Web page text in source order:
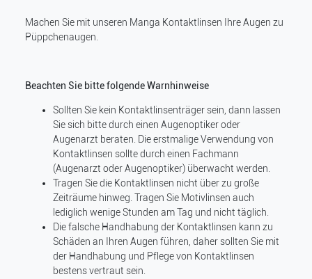
Machen Sie mit unseren Manga Kontaktlinsen Ihre Augen zu
Püppchenaugen.
Beachten Sie bitte folgende Warnhinweise
Sollten Sie kein Kontaktlinsenträger sein, dann lassen
Sie sich bitte durch einen Augenoptiker oder
Augenarzt beraten. Die erstmalige Verwendung von
Kontaktlinsen sollte durch einen Fachmann
(Augenarzt oder Augenoptiker) überwacht werden.
Tragen Sie die Kontaktlinsen nicht über zu große
Zeiträume hinweg. Tragen Sie Motivlinsen auch
lediglich wenige Stunden am Tag und nicht täglich.
Die falsche Handhabung der Kontaktlinsen kann zu
Schäden an Ihren Augen führen, daher sollten Sie mit
der Handhabung und Pflege von Kontaktlinsen
bestens vertraut sein.